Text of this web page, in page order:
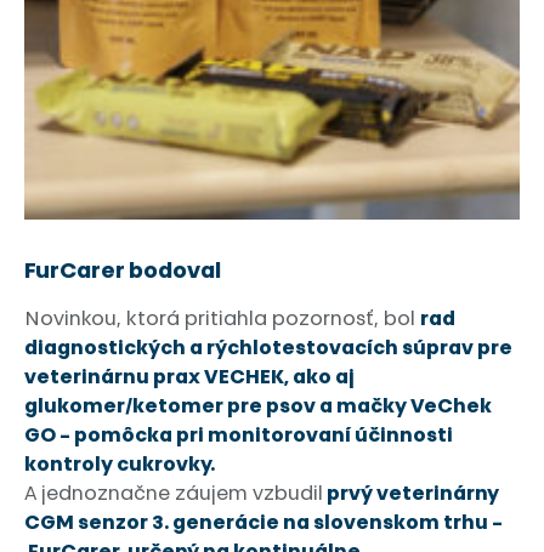
FurCarer bodoval
Novinkou, ktorá pritiahla pozornosť, bol rad
diagnostických a rýchlotestovacích súprav pre
veterinárnu prax VECHEK, ako aj
glukomer/ketomer pre psov a mačky VeChek
GO – pomôcka pri monitorovaní účinnosti
kontroly cukrovky.
A jednoznačne záujem vzbudil prvý veterinárny
CGM senzor 3. generácie na slovenskom trhu –